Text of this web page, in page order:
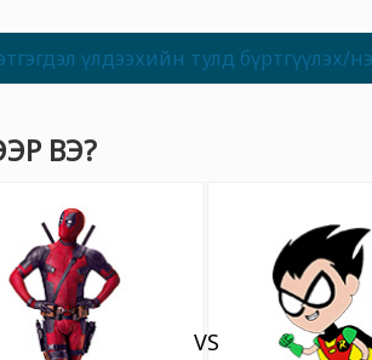
үлдээхийн тулд бүртгүүлэх/
ВЭ?
VS